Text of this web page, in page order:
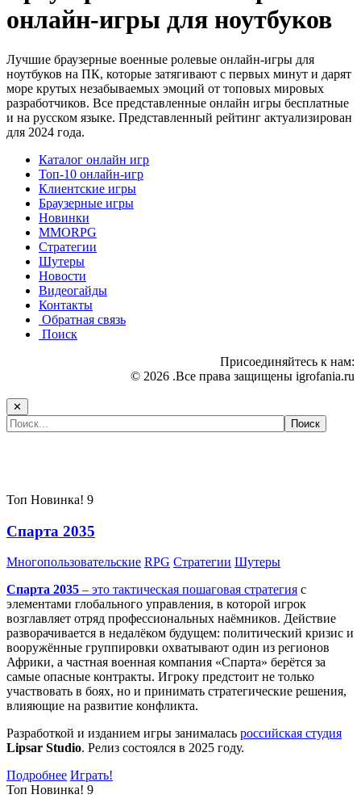
онлайн-игры для ноутбуков
Лучшие браузерные военные ролевые онлайн-игры для
ноутбуков на ПК, которые затягивают с первых минут и дарят
море крутых незабываемых эмоций от топовых мировых
разработчиков. Все представленные онлайн игры бесплатные
и на русском языке. Представленный рейтинг актуализирован
для 2024 года.
Каталог онлайн игр
Топ-10 онлайн-игр
Клиентские игры
Браузерные игры
Новинки
MMORPG
Стратегии
Шутеры
Новости
Видеогайды
Контакты
Обратная связь
Поиск
Присоединяйтесь к нам:
© 2026 .Все права защищены igrofania.ru
✕
Топ Новинка! 9
Спарта 2035
Многопользовательские RPG Стратегии Шутеры
Спарта 2035 – это тактическая пошаговая стратегия с
элементами глобального управления, в которой игрок
возглавляет отряд профессиональных наёмников. Действие
разворачивается в недалёком будущем: политический кризис и
вооружённые группировки охватывают один из регионов
Африки, а частная военная компания «Спарта» берётся за
самые опасные контракты. Игроку предстоит не только
участвовать в боях, но и принимать стратегические решения,
влияющие на развитие конфликта.
Разработкой и изданием игры занималась российская студия
Lipsar Studio. Релиз состоялся в 2025 году.
Подробнее Играть!
Топ Новинка! 9